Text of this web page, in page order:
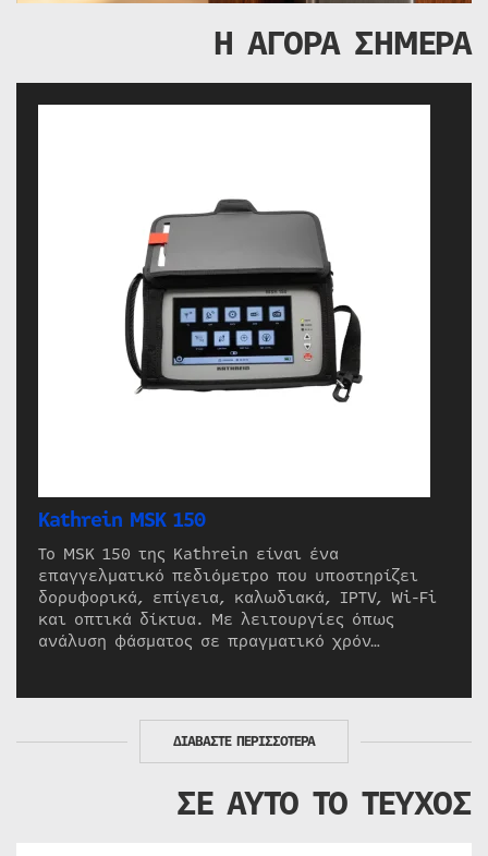
Η ΑΓΟΡΑ ΣΗΜΕΡΑ
Kathrein MSK 150
Το MSK 150 της Kathrein είναι ένα
επαγγελματικό πεδιόμετρο που υποστηρίζει
δορυφορικά, επίγεια, καλωδιακά, IPTV, Wi-Fi
και οπτικά δίκτυα. Με λειτουργίες όπως
ανάλυση φάσματος σε πραγματικό χρόν…
ΔΙΑΒΑΣΤΕ ΠΕΡΙΣΣΟΤΕΡΑ
ΣΕ ΑΥΤΟ ΤΟ ΤΕΥΧΟΣ